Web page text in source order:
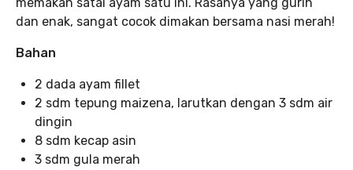
dan enak, sangat cocok dimakan bersama nasi merah!
Bahan
2 dada ayam fillet
2 sdm tepung maizena, larutkan dengan 3 sdm air
dingin
8 sdm kecap asin
3 sdm gula merah